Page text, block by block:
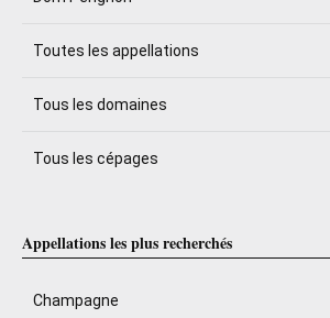
Toutes les appellations
Tous les domaines
Tous les cépages
Appellations les plus recherchés
Champagne